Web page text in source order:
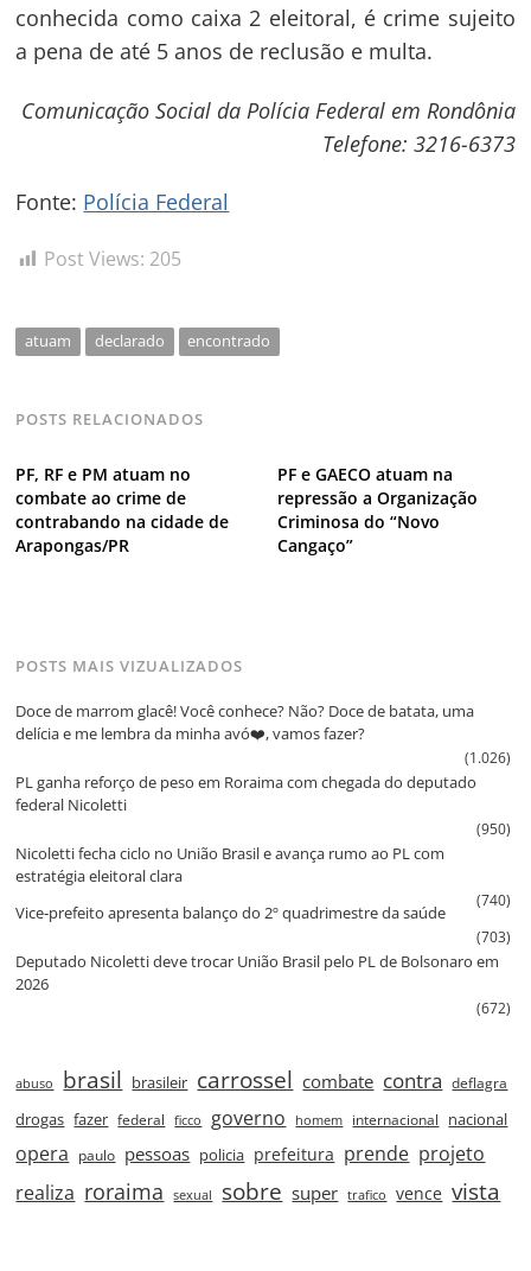
conhecida como caixa 2 eleitoral, é crime sujeito
a pena de até 5 anos de reclusão e multa.
Comunicação Social da Polícia Federal em Rondônia
Telefone: 3216-6373
Fonte: Polícia Federal
Post Views: 205
atuam declarado encontrado
POSTS RELACIONADOS
PF, RF e PM atuam no
combate ao crime de
contrabando na cidade de
Arapongas/PR
PF e GAECO atuam na
repressão a Organização
Criminosa do “Novo
Cangaço”
de
Post
POSTS MAIS VIZUALIZADOS
Doce de marrom glacê! Você conhece? Não? Doce de batata, uma
delícia e me lembra da minha avó❤️, vamos fazer?
(1.026)
PL ganha reforço de peso em Roraima com chegada do deputado
federal Nicoletti
(950)
Nicoletti fecha ciclo no União Brasil e avança rumo ao PL com
estratégia eleitoral clara
(740)
Vice‑prefeito apresenta balanço do 2º quadrimestre da saúde
(703)
Deputado Nicoletti deve trocar União Brasil pelo PL de Bolsonaro em
2026
(672)
abuso brasil brasileir carrossel combate contra deflagra
drogas fazer federal ficco governo homem internacional nacional
opera paulo pessoas policia prefeitura prende projeto
realiza roraima sexual sobre super trafico vence vista